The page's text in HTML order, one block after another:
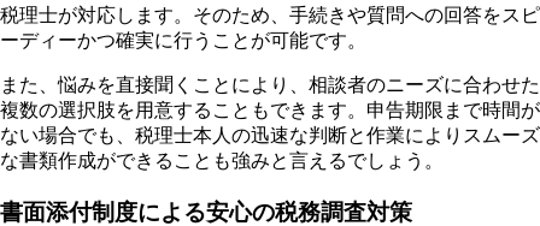
税理士が対応します。そのため、手続きや質問への回答をスピ
ーディーかつ確実に行うことが可能です。
また、悩みを直接聞くことにより、相談者のニーズに合わせた
複数の選択肢を用意することもできます。申告期限まで時間が
ない場合でも、税理士本人の迅速な判断と作業によりスムーズ
な書類作成ができることも強みと言えるでしょう。
書面添付制度による安心の税務調査対策